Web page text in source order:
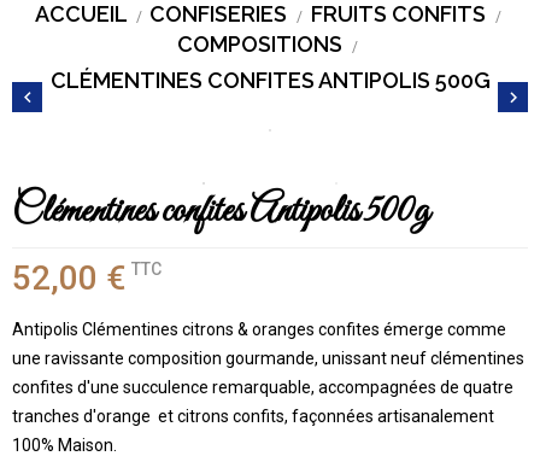
ACCUEIL CONFISERIES
FRUITS CONFITS
COMPOSITIONS
CLÉMENTINES CONFITES ANTIPOLIS 500G
 
Clémentines confites Antipolis 500g
52,00 € TTC
Antipolis Clémentines citrons & oranges confites émerge comme
une ravissante composition gourmande, unissant neuf clémentines
confites d'une succulence remarquable, accompagnées de quatre
tranches d'orange et citrons confits, façonnées artisanalement
100% Maison.